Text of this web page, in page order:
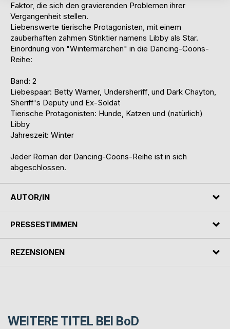
Faktor, die sich den gravierenden Problemen ihrer
Vergangenheit stellen.
Liebenswerte tierische Protagonisten, mit einem
zauberhaften zahmen Stinktier namens Libby als Star.
Einordnung von "Wintermärchen" in die Dancing-Coons-
Reihe:
Band: 2
Liebespaar: Betty Warner, Undersheriff, und Dark Chayton,
Sheriff's Deputy und Ex-Soldat
Tierische Protagonisten: Hunde, Katzen und (natürlich)
Libby
Jahreszeit: Winter
Jeder Roman der Dancing-Coons-Reihe ist in sich
abgeschlossen.
AUTOR/IN
PRESSESTIMMEN
REZENSIONEN
WEITERE TITEL BEI BoD